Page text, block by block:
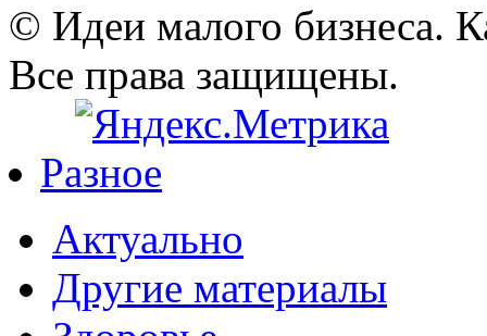
© Идеи малого бизнеса.
Все права защищены.
Разное
Актуально
Другие материалы